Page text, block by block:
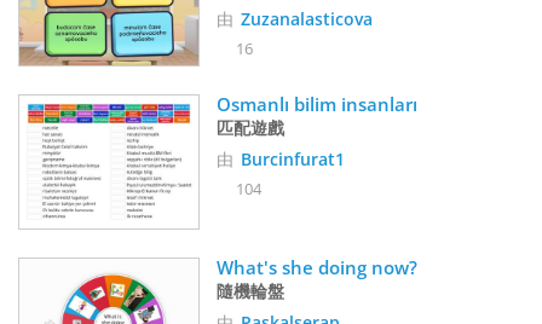
由 Zuzanalasticova
16
Osmanlı bilim insanları
匹配遊戲
由 Burcinfurat1
104
What's she doing now?
隨機輪盤